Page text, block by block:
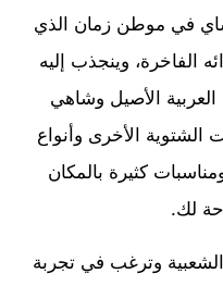
في موطن زمان الذي
الفاخرة، وينجذب إليه
العربية الأصيل وشاهي
الأخرى وأنواع
كثيرة بالمكان
لك.
وترغب في تجربة